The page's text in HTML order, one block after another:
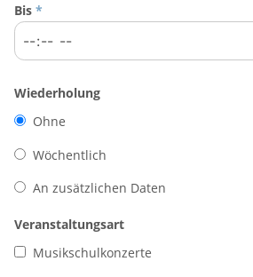
Bis *
Wiederholung
Ohne
Wöchentlich
An zusätzlichen Daten
Veranstaltungsart
Musikschulkonzerte